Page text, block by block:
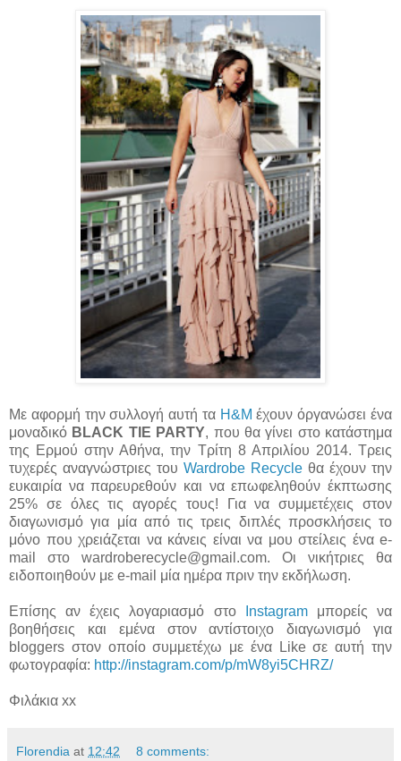
Με αφορμή την συλλογή αυτή τα H&M έχουν όργανώσει ένα
μοναδικό BLACK TIE PARTY, που θα γίνει στο κατάστημα
της Ερμού στην Αθήνα, την Τρίτη 8 Απριλίου 2014. Τρεις
τυχερές αναγνώστριες του Wardrobe Recycle θα έχουν την
ευκαιρία να παρευρεθούν και να επωφεληθούν έκπτωσης
25% σε όλες τις αγορές τους! Για να συμμετέχεις στον
διαγωνισμό για μία από τις τρεις διπλές προσκλήσεις το
μόνο που χρειάζεται να κάνεις είναι να μου στείλεις ένα e-
mail στο wardroberecycle@gmail.com. Οι νικήτριες θα
ειδοποιηθούν με e-mail μία ημέρα πριν την εκδήλωση.
Επίσης αν έχεις λογαριασμό στο Instagramμπορείς να
βοηθήσεις και εμένα στον αντίστοιχο διαγωνισμό για
bloggers στον οποίο συμμετέχω με ένα Like σε αυτή την
φωτογραφία: http://instagram.com/p/mW8yi5CHRZ/
Φιλάκια xx
Florendia at 12:42 8 comments: